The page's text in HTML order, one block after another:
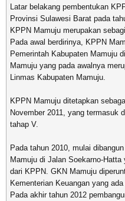
Latar belakang pembentukan
Provinsi Sulawesi Barat pada
KPPN Mamuju merupakan
Pada awal berdirinya, KPPN
Pemerintah Kabupaten Mamuju
Mamuju yang pada awalnya
Linmas Kabupaten Mamuju.
KPPN Mamuju ditetapkan
November 2011, yang termasuk
tahap V.
Pada tahun 2010, mulai
Mamuju di Jalan Soekarno-
dari KPPN. GKN Mamuju
Kementerian Keuangan yang
Pada akhir tahun 2012